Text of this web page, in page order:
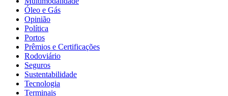
Óleo e Gás
Opinião
Política
Portos
Prêmios e Certificações
Rodoviário
Seguros
Sustentabilidade
Tecnologia
Terminais